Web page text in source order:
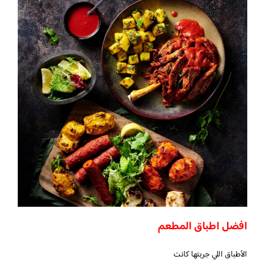
افضل اطباق المطعم
الأطباق اللي جربتها كانت